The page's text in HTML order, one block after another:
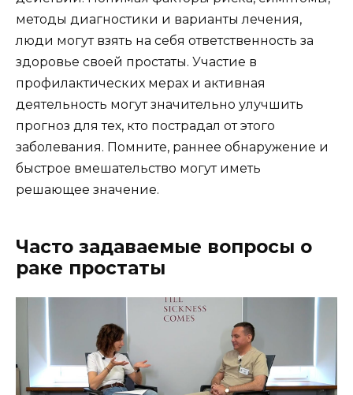
методы диагностики и варианты лечения,
люди могут взять на себя ответственность за
здоровье своей простаты. Участие в
профилактических мерах и активная
деятельность могут значительно улучшить
прогноз для тех, кто пострадал от этого
заболевания. Помните, раннее обнаружение и
быстрое вмешательство могут иметь
решающее значение.
Часто задаваемые вопросы о
раке простаты